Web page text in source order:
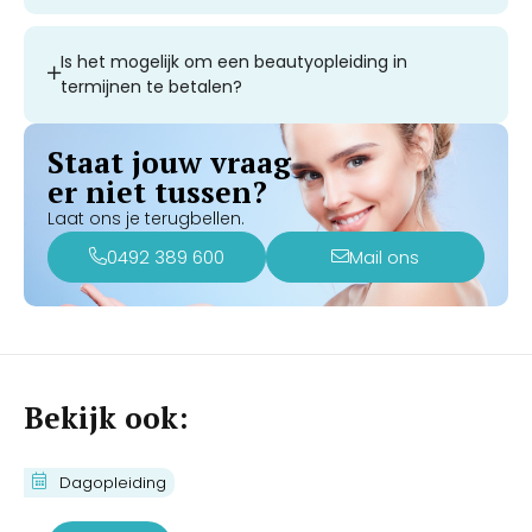
Is het mogelijk om een beautyopleiding in
termijnen te betalen?
Staat jouw vraag
er niet tussen?
Laat ons je terugbellen.
0492 389 600 Mail ons
Bekijk ook:
Dagopleiding
1-Daagse Masterclass Fibroblast
€370,00